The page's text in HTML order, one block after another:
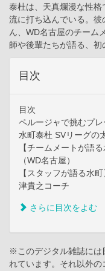
泰杜は、天真爛漫な性
流に打ち込んでいる。
ん、WD名古屋のチーム
師や後輩たちが語る、初
目次
目次
ペルージャで挑むプ
水町泰杜 SVリーグの
【チームメートが語
（WD名古屋）
【スタッフが語る水
津貴之コーチ
さらに目次をよむ
※このデジタル雑誌には
れています。それ以外